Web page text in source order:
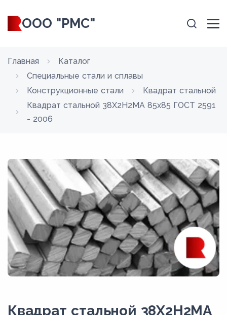
ООО "РМС"
Главная
Каталог
Специальные стали и сплавы
Конструкционные стали
Квадрат стальной
Квадрат стальной 38Х2Н2МА 85x85 ГОСТ 2591
- 2006
Квадрат стальной 38Х2Н2МА